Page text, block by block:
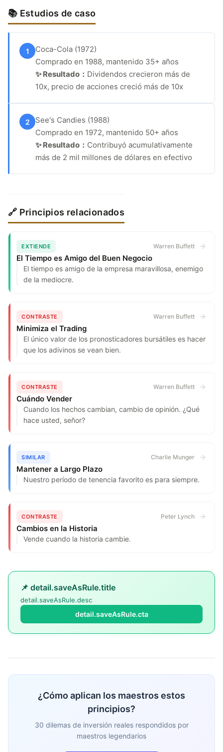
📚 Estudios de caso
1
Coca-Cola (1972)
Comprado en 1988, mantenido 35+ años
✨ Resultado： Dividendos crecieron más de
10x, precio de acciones creció más de 10x
2
See's Candies (1988)
Comprado en 1972, mantenido 50+ años
✨ Resultado： Contribuyó acumulativamente
más de 2 mil millones de dólares en efectivo
🔗 Principios relacionados
EXTIENDE Warren Buffett
El Tiempo es Amigo del Buen Negocio
El tiempo es amigo de la empresa maravillosa, enemigo
de la mediocre.
CONTRASTE Warren Buffett
Minimiza el Trading
El único valor de los pronosticadores bursátiles es hacer
que los adivinos se vean bien.
CONTRASTE Warren Buffett
Cuándo Vender
Cuando los hechos cambian, cambio de opinión. ¿Qué
hace usted, señor?
SIMILAR Charlie Munger
Mantener a Largo Plazo
Nuestro período de tenencia favorito es para siempre.
CONTRASTE Peter Lynch
Cambios en la Historia
Vende cuando la historia cambie.
📌 detail.saveAsRule.title
detail.saveAsRule.desc
detail.saveAsRule.cta
¿Cómo aplican los maestros estos
principios?
30 dilemas de inversión reales respondidos por
maestros legendarios